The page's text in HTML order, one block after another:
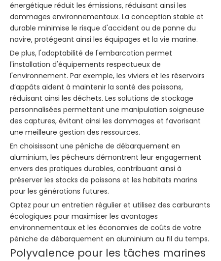
énergétique réduit les émissions, réduisant ainsi les
dommages environnementaux. La conception stable et
durable minimise le risque d'accident ou de panne du
navire, protégeant ainsi les équipages et la vie marine.
De plus, l'adaptabilité de l'embarcation permet
l'installation d'équipements respectueux de
l'environnement. Par exemple, les viviers et les réservoirs
d’appâts aident à maintenir la santé des poissons,
réduisant ainsi les déchets. Les solutions de stockage
personnalisées permettent une manipulation soigneuse
des captures, évitant ainsi les dommages et favorisant
une meilleure gestion des ressources.
En choisissant une péniche de débarquement en
aluminium, les pêcheurs démontrent leur engagement
envers des pratiques durables, contribuant ainsi à
préserver les stocks de poissons et les habitats marins
pour les générations futures.
Optez pour un entretien régulier et utilisez des carburants
écologiques pour maximiser les avantages
environnementaux et les économies de coûts de votre
péniche de débarquement en aluminium au fil du temps.
Polyvalence pour les tâches marines